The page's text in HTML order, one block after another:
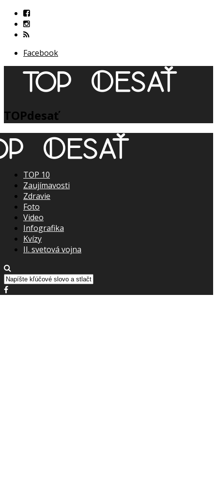
Facebook
TOPdesať
TOP 10
Zaujímavosti
Zdravie
Foto
Video
Infografika
Kvízy
II. svetová vojna